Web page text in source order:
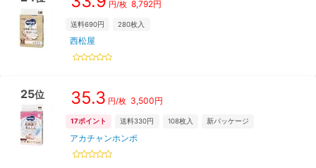
円/枚 8,792円
送料690円 280枚入
西松屋
25位 35.3 円/枚 3,500円
17ポイント 送料330円 108枚入 新パッケージ
アカチャンホンポ